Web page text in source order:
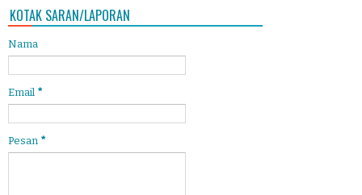
KOTAK SARAN/LAPORAN
Nama
Email *
Pesan *